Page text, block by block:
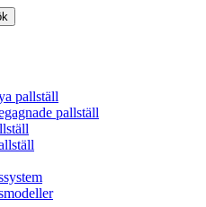
pallställ
pallställ